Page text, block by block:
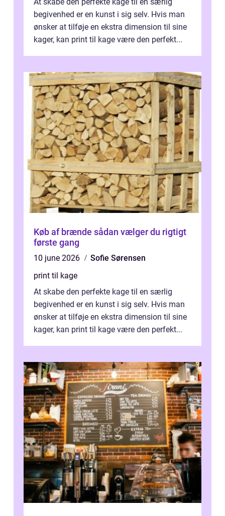
begivenhed er en kunst i sig selv. Hvis man
ønsker at tilføje en ekstra dimension til sine
kager, kan print til kage være den perfekt...
Køb af brænde sådan vælger du rigtigt
første gang
10 june 2026
Sofie Sørensen
print til kage
At skabe den perfekte kage til en særlig
begivenhed er en kunst i sig selv. Hvis man
ønsker at tilføje en ekstra dimension til sine
kager, kan print til kage være den perfekt...